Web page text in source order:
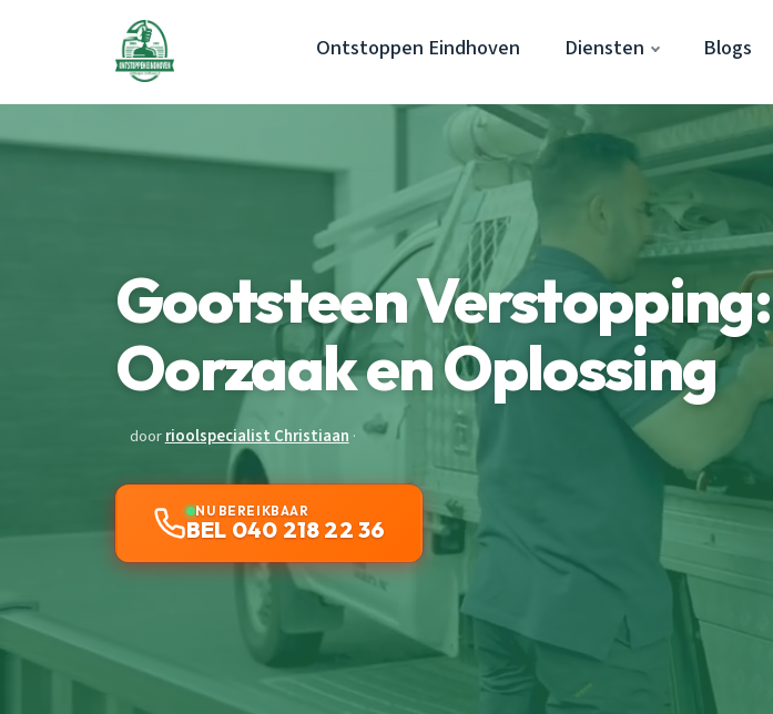
Ontstoppen Eindhoven Diensten Blogs
Gootsteen Verstopping:
Oorzaak en Oplossing
doorrioolspecialist Christiaan ·
NU BEREIKBAAR
BEL 040 218 22 36